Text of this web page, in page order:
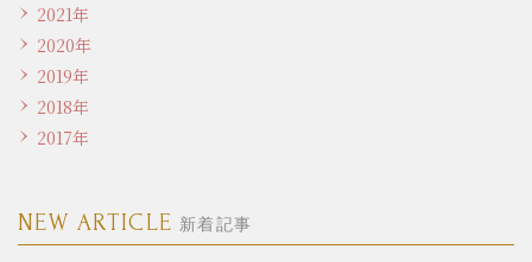
2021年
2020年
2019年
2018年
2017年
NEW ARTICLE 新着記事